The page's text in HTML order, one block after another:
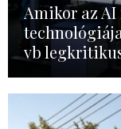
Amikor az
vb